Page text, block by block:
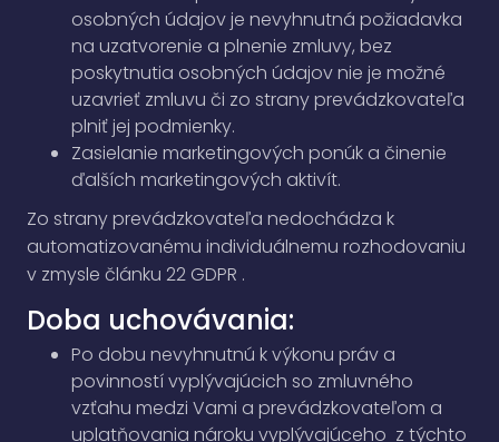
osobných údajov je nevyhnutná požiadavka
na uzatvorenie a plnenie zmluvy, bez
poskytnutia osobných údajov nie je možné
uzavrieť zmluvu či zo strany prevádzkovateľa
plniť jej podmienky.
Zasielanie marketingových ponúk a činenie
ďalších marketingových aktivít.
Zo strany prevádzkovateľa nedochádza k
automatizovanému individuálnemu rozhodovaniu
v zmysle článku 22 GDPR .
Doba uchovávania:
Po dobu nevyhnutnú k výkonu práv a
povinností vyplývajúcich so zmluvného
vzťahu medzi Vami a prevádzkovateľom a
uplatňovania nároku vyplývajúceho z týchto